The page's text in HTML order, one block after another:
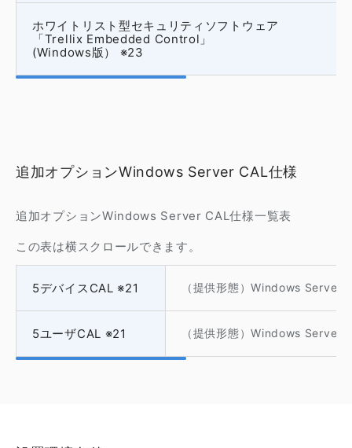
ホワイトリスト型セキュリティソフトウェア
「Trellix Embedded Control」
(Windows版） ※23
追加オプションWindows Server CAL仕様
追加オプションWindows Server CAL仕様一覧表
この表は横スクロールできます。
5デバイスCAL ※21 （提供形態）Windows
5ユーザCAL ※21 （提供形態）Windows